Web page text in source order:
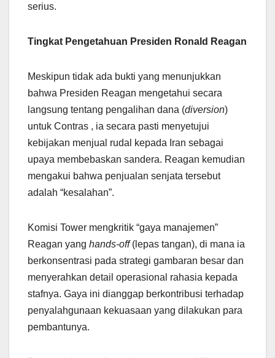
serius.
Tingkat Pengetahuan Presiden Ronald Reagan
Meskipun tidak ada bukti yang menunjukkan
bahwa Presiden Reagan mengetahui secara
langsung tentang pengalihan dana (diversion)
untuk Contras , ia secara pasti menyetujui
kebijakan menjual rudal kepada Iran sebagai
upaya membebaskan sandera. Reagan kemudian
mengakui bahwa penjualan senjata tersebut
adalah “kesalahan”.
Komisi Tower mengkritik “gaya manajemen”
Reagan yang hands-off(lepas tangan), di mana ia
berkonsentrasi pada strategi gambaran besar dan
menyerahkan detail operasional rahasia kepada
stafnya. Gaya ini dianggap berkontribusi terhadap
penyalahgunaan kekuasaan yang dilakukan para
pembantunya.